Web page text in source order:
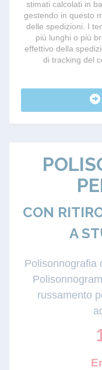
stimati calcolati in
gestendo in questo
delle spedizioni. I
più lunghi o più
effettivo della
di tracking del
CON
A
Polisonnografia
russamento